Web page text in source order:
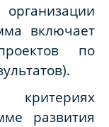
включает
по
развития